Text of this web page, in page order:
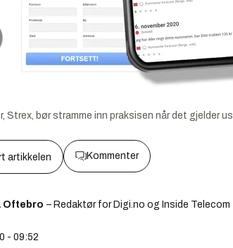
bør stramme inn praksisen når det gjelder
artikkelen Kommenter
Oftebro – Redaktør for Digi.no og Inside Telecom
- 09:52